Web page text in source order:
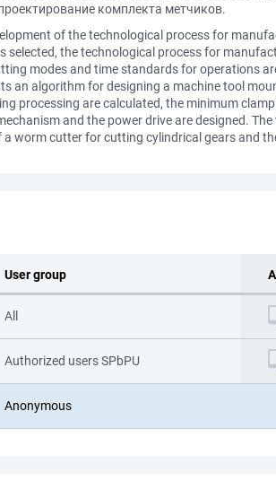
комплекта метчиков.
of the technological process for
the technological process for
modes and time standards for operations
an algorithm for designing a machine tool
processing are calculated, the minimum
and the power drive are designed.
worm cutter for cutting cylindrical gears and
User group
All
Authorized users SPbPU
Anonymous